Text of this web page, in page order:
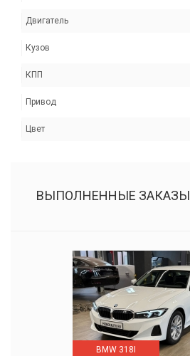
Двигатель
Кузов
КПП
Привод
Цвет
ВЫПОЛНЕННЫЕ ЗАКАЗЫ
BMW 318I